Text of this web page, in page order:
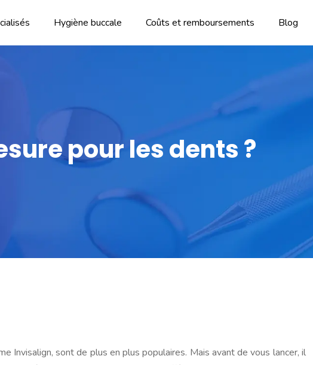
Hygiène buccale Coûts et remboursements Blog
pour les dents ?
Invisalign, sont de plus en plus populaires. Mais avant de vous lancer, il